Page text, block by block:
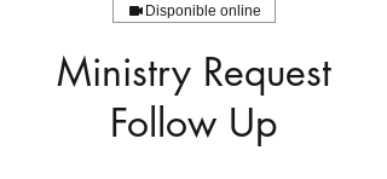
Disponible online
Ministry Request
Follow Up